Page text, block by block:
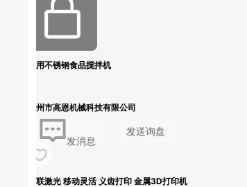
商用不锈钢食品搅拌机
广州市高恩机械科技有限公司
发消息
发送询盘
铖联激光 移动灵活 义齿打印 金属3D打印机